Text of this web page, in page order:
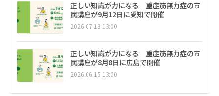
正しい知識が力になる 重症筋無力症の市
民講座が9月12日に愛知で開催
2026.07.13 13:00
正しい知識が力になる 重症筋無力症の市
民講座が8月8日に広島で開催
2026.06.15 13:00